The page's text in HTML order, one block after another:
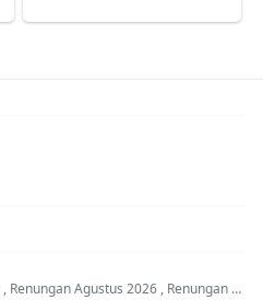
, Renungan Agustus 2026 , Renungan Hari Ini